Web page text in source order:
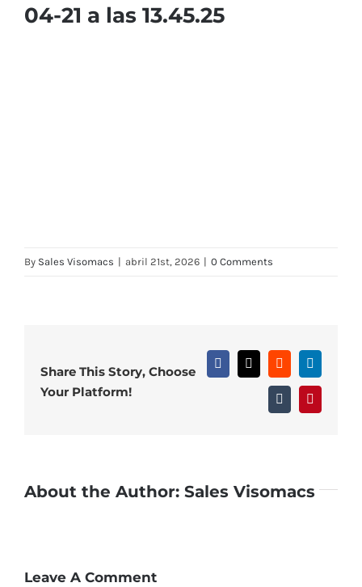
04-21 a las 13.45.25
By Sales Visomacs | abril 21st, 2026 | 0 Comments
Share This Story, Choose
Your Platform!
Facebook
X RedditLinkedIn
TumblrPinterest
About the Author: Sales Visomacs
Leave A Comment